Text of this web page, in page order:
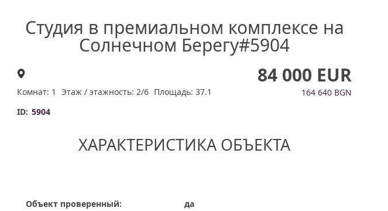
Студия в премиальном комплексе на
Солнечном Берегу#5904
Комнат: 1 Этаж / этажность: 2/6 Площадь: 37.1
ID: 5904
84 000 EUR
164 640 BGN
ХАРАКТЕРИСТИКА ОБЪЕКТА
Объект проверенный: да